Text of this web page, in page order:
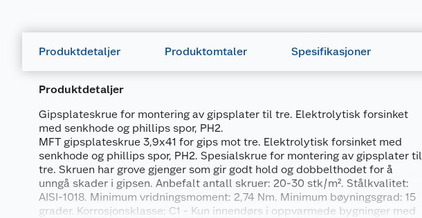
Produktdetaljer Produktomtaler Spesifikasjoner
Produktdetaljer
Gipsplateskrue for montering av gipsplater til tre. Elektrolytisk forsinket
med senkhode og phillips spor, PH2.
MFT gipsplateskrue 3,9x41 for gips mot tre. Elektrolytisk forsinket med
senkhode og phillips spor, PH2. Spesialskrue for montering av gipsplater til
tre. Skruen har grove gjenger som gir godt hold og dobbelthodet for å
unngå skader i gipsen. Anbefalt antall skruer: 20-30 stk/m². Stålkvalitet:
AISI-1018. Minimum vridningsmoment: 2,74 Nm. Minimum bøyningsgrad: 15
grader. Korrosjonsklasse: C1 - Kun innendørs i oppvarmede bygninger med